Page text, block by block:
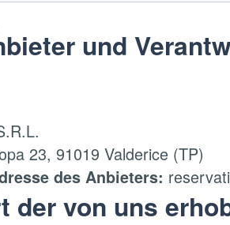
und
23, 91019 Valderice (TP)
des Anbieters:
der von uns